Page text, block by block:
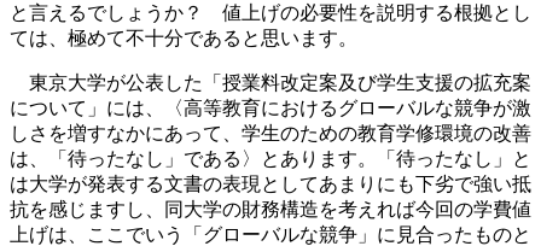
と言えるでしょうか？ 値上げの必要性を説明する根拠とし
ては、極めて不十分であると思います。
東京大学が公表した「授業料改定案及び学生支援の拡充案
について」には、〈高等教育におけるグローバルな競争が激
しさを増すなかにあって、学生のための教育学修環境の改善
は、「待ったなし」である〉とあります。「待ったなし」と
は大学が発表する文書の表現としてあまりにも下劣で強い抵
抗を感じますし、同大学の財務構造を考えれば今回の学費値
上げは、ここでいう「グローバルな競争」に見合ったものと